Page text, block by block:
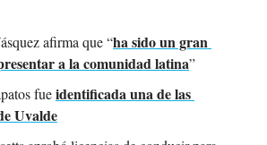
afirma que “ha sido un gran
a la comunidad latina”
fue identificada una de las
Uvalde